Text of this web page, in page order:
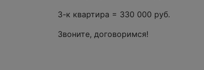
3-к квартира = 330 000 руб.
Звоните, договоримся!